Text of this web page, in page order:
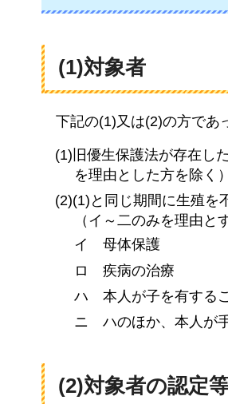
(1)対象者
下記の(1)又は(2)の方であ
(1)旧優生保護法が存在し
を理由とした方を除く）
(2)(1)と同じ期間に生殖を
（イ～二のみを理由と
イ
母体保護
ロ
疾病の治療
ハ
本人が子を有する
ニ
ハのほか、本人が
(2)対象者の認定